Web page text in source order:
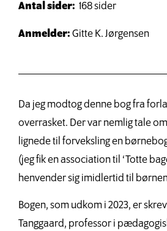
Antal sider: 168 sider
Anmelder: Gitte K. Jørgensen
Da jeg modtog denne bog fra
overrasket. Der var nemlig tale
lignede til forveksling en
(jeg fik en association til ‘Totte
henvender sig imidlertid til
Bogen, som udkom i 2023, er
Tanggaard, professor i